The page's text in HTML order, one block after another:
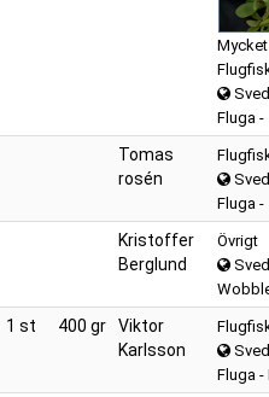
Fluga
Tomas
rosén
Fluga
Kristoffer
Berglund
Övrigt
1 st 400 gr
Viktor
Karlsson
Fluga